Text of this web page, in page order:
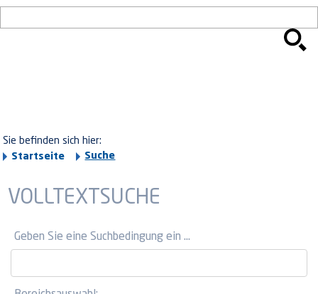
Sie befinden sich hier:
Startseite
Suche
VOLLTEXTSUCHE
Geben Sie eine Suchbedingung ein ...